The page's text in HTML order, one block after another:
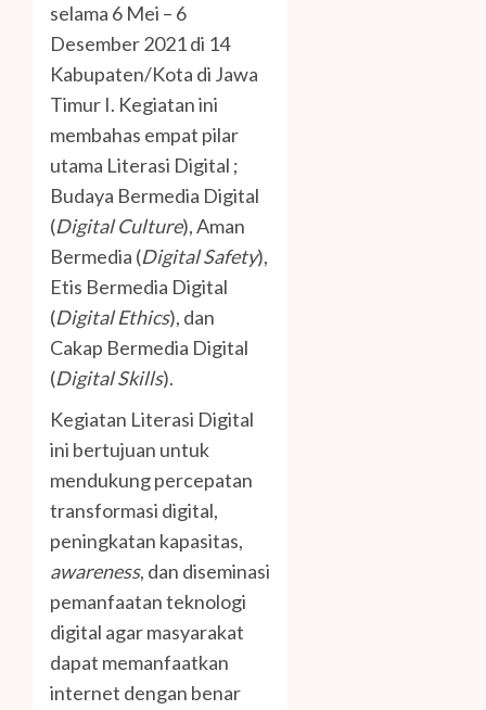
selama 6 Mei – 6
Desember 2021 di 14
Kabupaten/Kota di Jawa
Timur I. Kegiatan ini
membahas empat pilar
utama Literasi Digital ;
Budaya Bermedia Digital
(Digital Culture), Aman
Bermedia (Digital Safety),
Etis Bermedia Digital
(Digital Ethics), dan
Cakap Bermedia Digital
(Digital Skills).
Kegiatan Literasi Digital
ini bertujuan untuk
mendukung percepatan
transformasi digital,
peningkatan kapasitas,
awareness, dan diseminasi
pemanfaatan teknologi
digital agar masyarakat
dapat memanfaatkan
internet dengan benar